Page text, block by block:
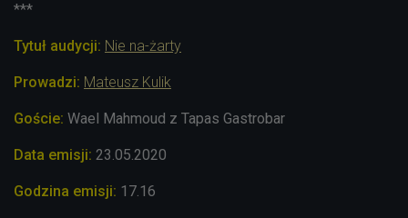
***
Tytuł audycji: Nie na-żarty
Prowadzi: Mateusz Kulik
Goście: Wael Mahmoud‎ z Tapas Gastrobar
Data emisji: 23.05.2020
Godzina emisji: 17.16